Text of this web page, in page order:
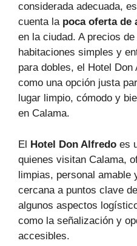
considerada adecuada,
cuenta la poca oferta de
en la ciudad. A precios
habitaciones simples y
para dobles, el Hotel
como una opción justa
lugar limpio, cómodo y
en Calama.
El Hotel Don Alfredo es
quienes visitan Calama,
limpias, personal amable
cercana a puntos clave
algunos aspectos
como la señalización y
accesibles.